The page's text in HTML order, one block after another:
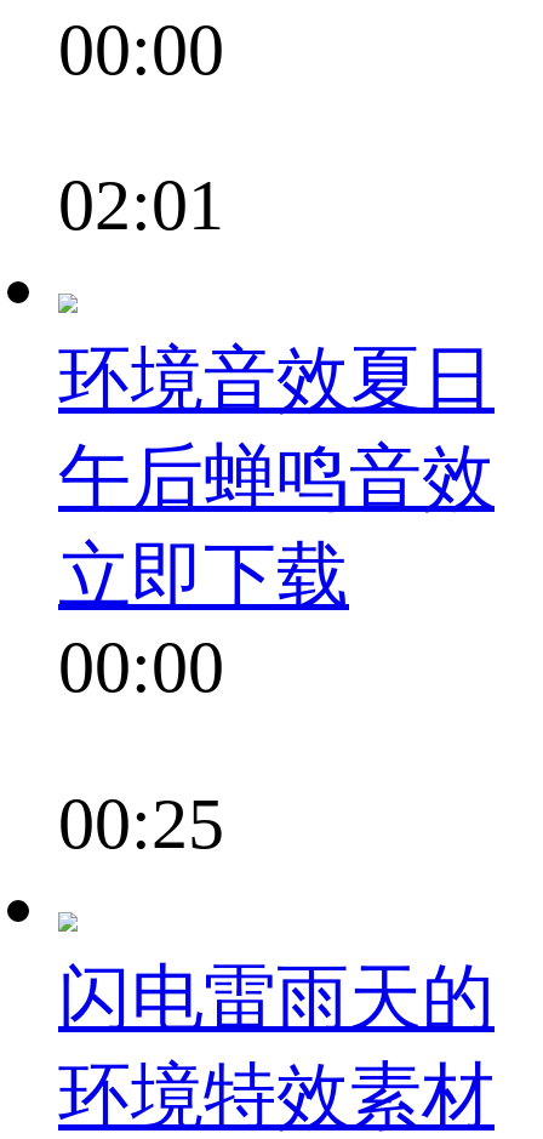
00:00
02:01
环境音效夏日
午后蝉鸣音效
立即下载
00:00
00:25
闪电雷雨天的
环境特效素材